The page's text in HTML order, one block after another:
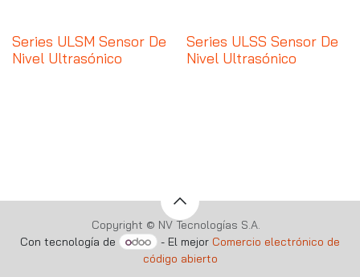
Series ULSM Sensor De
Nivel Ultrasónico
Series ULSS Sensor De
Nivel Ultrasónico
Copyright © NV Tecnologías S.A.
Con tecnología de
- El mejor Comercio electrónico de
código abierto